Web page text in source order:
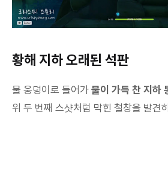
황해 지하 오래된 석판
물 웅덩이로 들어가 물이 가득 찬 지하
위 두 번째 스샷처럼 막힌 철창을 발견